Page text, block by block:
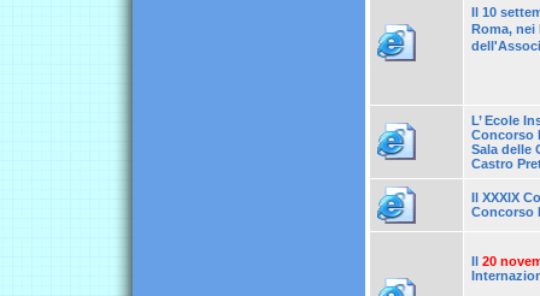
Il 10
Roma, nei
L’ Ecole
Concorso
Sala delle
Castro
Il XXXIX
Concorso
Il 20